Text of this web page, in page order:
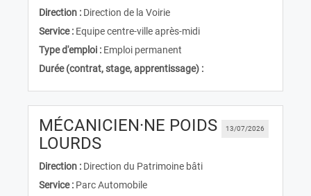
Direction : Direction de la Voirie
Service : Equipe centre-ville après-midi
Type d'emploi : Emploi permanent
Durée (contrat, stage, apprentissage) :
13/07/2026
MÉCANICIEN·NE POIDS
LOURDS(Nouvelle fenêtre)
Direction : Direction du Patrimoine bâti
Service : Parc Automobile